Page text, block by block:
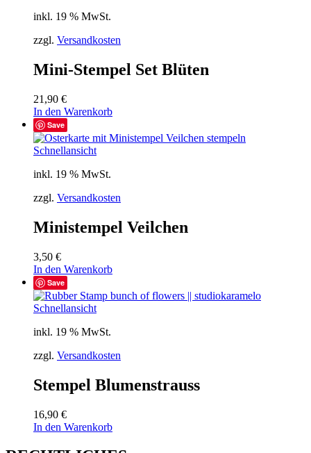
inkl. 19 % MwSt.
zzgl. Versandkosten
Mini-Stempel Set Blüten
21,90 €
In den Warenkorb
Save
Schnellansicht
inkl. 19 % MwSt.
zzgl. Versandkosten
Ministempel Veilchen
3,50 €
In den Warenkorb
Save
Schnellansicht
inkl. 19 % MwSt.
zzgl. Versandkosten
Stempel Blumenstrauss
16,90 €
In den Warenkorb